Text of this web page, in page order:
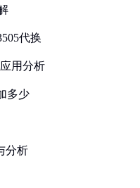
代换
用分析
多少
分析